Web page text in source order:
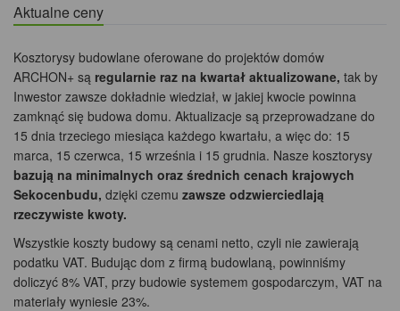
Aktualne ceny
Kosztorysy budowlane oferowane do projektów domów
ARCHON+ są regularnie raz na kwartał aktualizowane, tak by
Inwestor zawsze dokładnie wiedział, w jakiej kwocie powinna
zamknąć się budowa domu. Aktualizacje są przeprowadzane do
15 dnia trzeciego miesiąca każdego kwartału, a więc do: 15
marca, 15 czerwca, 15 września i 15 grudnia. Nasze kosztorysy
bazują na minimalnych oraz średnich cenach krajowych
Sekocenbudu, dzięki czemu zawsze odzwierciedlają
rzeczywiste kwoty.
Wszystkie koszty budowy są cenami netto, czyli nie zawierają
podatku VAT. Budując dom z firmą budowlaną, powinniśmy
doliczyć 8% VAT, przy budowie systemem gospodarczym, VAT na
materiały wyniesie 23%.